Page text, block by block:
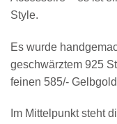
Style.
Es wurde
geschwärztem 925
feinen 585/-
Im Mittelpunkt steht